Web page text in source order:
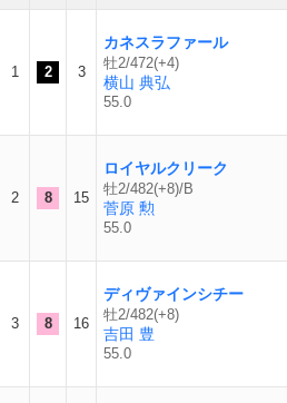
1 2 3
カネスラファール
牡2/472(+4)
横山 典弘
55.0
2 8 15
ロイヤルクリーク
牡2/482(+8)/B
菅原 勲
55.0
3 8 16
ディヴァインシチー
牡2/482(+8)
吉田 豊
55.0